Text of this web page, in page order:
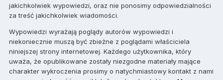
jakichkolwiek wypowiedzi, oraz nie ponosimy odpowiedzialności
za treść jakichkolwiek wiadomości.
Wypowiedzi wyrażają poglądy autorów wypowiedzi i
niekoniecznie muszą być zbieżne z poglądami właściciela
niniejszej strony internetowej. Każdego użytkownika, który
uważa, że opublikowane zostały niezgodne materiały mające
charakter wykroczenia prosimy o natychmiastowy kontakt z nami